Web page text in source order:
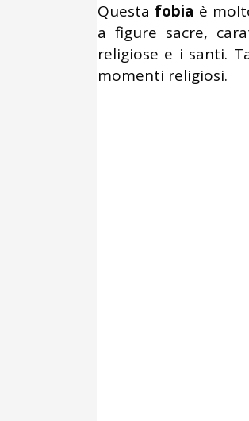
Questa fobia è
a figure sacre,
religiose e i santi.
momenti religiosi.